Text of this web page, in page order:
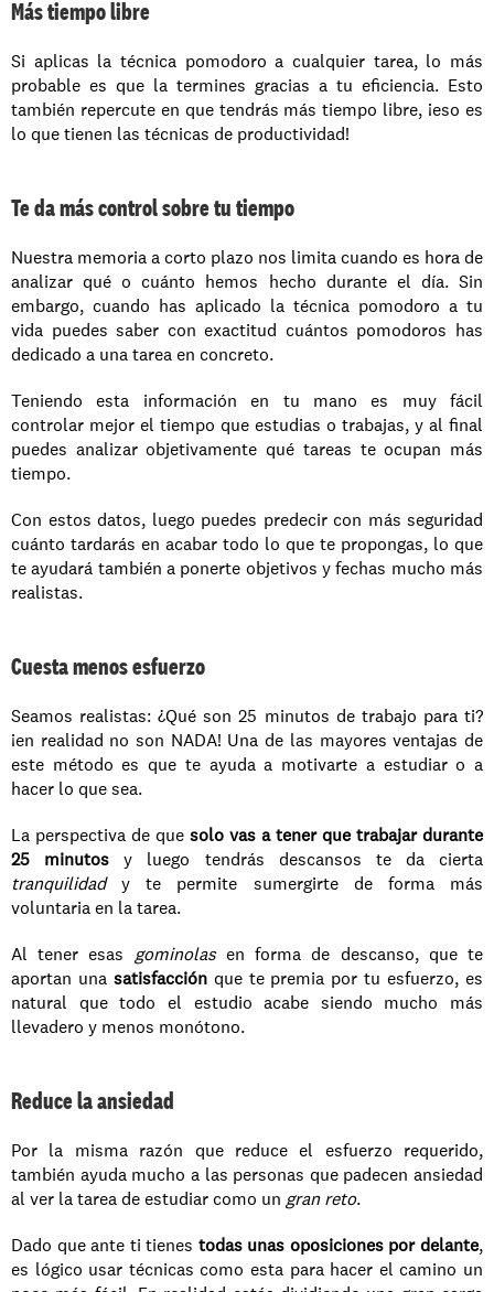
Más tiempo libre
Si aplicas la técnica pomodoro a cualquier tarea, lo más
probable es que la termines gracias a tu eficiencia. Esto
también repercute en que tendrás más tiempo libre, ¡eso es
lo que tienen las técnicas de productividad!
Te da más control sobre tu tiempo
Nuestra memoria a corto plazo nos limita cuando es hora de
analizar qué o cuánto hemos hecho durante el día. Sin
embargo, cuando has aplicado la técnica pomodoro a tu
vida puedes saber con exactitud cuántos pomodoros has
dedicado a una tarea en concreto.
Teniendo esta información en tu mano es muy fácil
controlar mejor el tiempo que estudias o trabajas, y al final
puedes analizar objetivamente qué tareas te ocupan más
tiempo.
Con estos datos, luego puedes predecir con más seguridad
cuánto tardarás en acabar todo lo que te propongas, lo que
te ayudará también a ponerte objetivos y fechas mucho más
realistas.
Cuesta menos esfuerzo
Seamos realistas: ¿Qué son 25 minutos de trabajo para ti?
¡en realidad no son NADA! Una de las mayores ventajas de
este método es que te ayuda a motivarte a estudiar o a
hacer lo que sea.
La perspectiva de que solo vas a tener que trabajar durante
25 minutos
tranquilidad y te permite sumergirte de forma más
voluntaria en la tarea.
Al tener esas gominolas en forma de descanso, que te
aportan una satisfacción que te premia por tu esfuerzo, es
natural que todo el estudio acabe siendo mucho más
llevadero y menos monótono.
Reduce la ansiedad
Por la misma razón que reduce el esfuerzo requerido,
también ayuda mucho a las personas que padecen ansiedad
al ver la tarea de estudiar como un gran reto.
Dado que ante ti tienes todas unas oposiciones por delante,
es lógico usar técnicas como esta para hacer el camino un